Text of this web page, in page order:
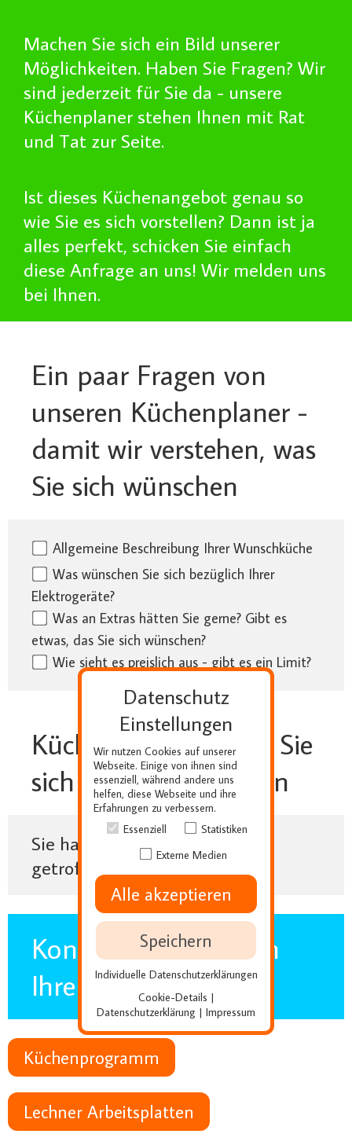
Machen Sie sich ein Bild unserer
Möglichkeiten. Haben Sie Fragen? Wir
sind jederzeit für Sie da - unsere
Küchenplaner stehen Ihnen mit Rat
und Tat zur Seite.
Ist dieses Küchenangebot genau so
wie Sie es sich vorstellen? Dann ist ja
alles perfekt, schicken Sie einfach
diese Anfrage an uns! Wir melden uns
bei Ihnen.
Ein paar Fragen von
unseren Küchenplaner -
damit wir verstehen, was
Sie sich wünschen
Allgemeine Beschreibung Ihrer Wunschküche
Was wünschen Sie sich bezüglich Ihrer
Elektrogeräte?
Was an Extras hätten Sie gerne? Gibt es
etwas, das Sie sich wünschen?
Wie sieht es preislich aus - gibt es ein Limit?
Küchenelemente, die Sie
sich ausgesucht haben
Sie haben noch keine Auswahl
getroffen
Konfigurieren Sie sich
Ihre Küche
Küchenprogramm
Lechner Arbeitsplatten
Datenschutz
Einstellungen
Wir nutzen Cookies auf unserer
Webseite. Einige von ihnen sind
essenziell, während andere uns
helfen, diese Webseite und ihre
Erfahrungen zu verbessern.
Essenziell
Statistiken
Externe Medien
Alle akzeptieren
Speichern
Individuelle Datenschutzerklärungen
Cookie-Details |
Datenschutzerklärung | Impressum